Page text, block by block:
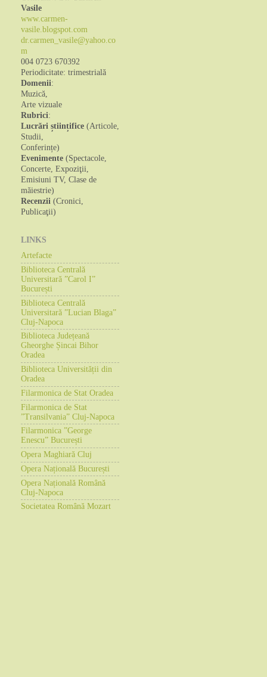
Vasile
www.carmen-
vasile.blogspot.com
dr.carmen_vasile@yahoo.co
m
004 0723 670392
Periodicitate: trimestrială
Domenii:
Muzică,
Arte vizuale
Rubrici:
Lucrări științifice (Articole,
Studii,
Conferințe)
Evenimente (Spectacole,
Concerte, Expoziţii,
Emisiuni TV, Clase de
măiestrie)
Recenzii (Cronici,
Publicaţii)
LINKS
Artefacte
Biblioteca Centrală
Universitară ”Carol I”
București
Biblioteca Centrală
Universitară ”Lucian Blaga”
Cluj-Napoca
Biblioteca Județeană
Gheorghe Șincai Bihor
Oradea
Biblioteca Universității din
Oradea
Filarmonica de Stat Oradea
Filarmonica de Stat
”Transilvania” Cluj-Napoca
Filarmonica ”George
Enescu” București
Opera Maghiară Cluj
Opera Națională București
Opera Națională Română
Cluj-Napoca
Societatea Română Mozart